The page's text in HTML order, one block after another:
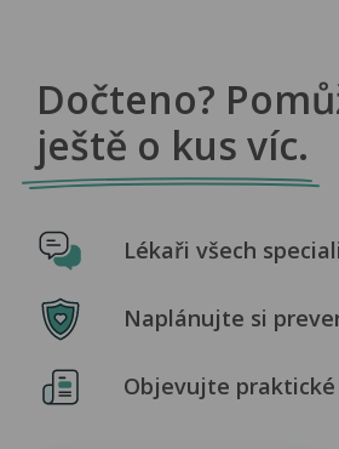
Dočteno?
ještě o kus víc.
Lékaři všech
Naplánujte si
Objevujte